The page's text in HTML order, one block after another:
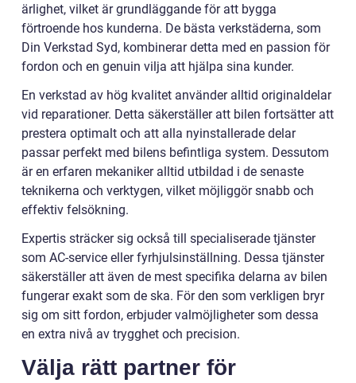
ärlighet, vilket är grundläggande för att bygga
förtroende hos kunderna. De bästa verkstäderna, som
Din Verkstad Syd, kombinerar detta med en passion för
fordon och en genuin vilja att hjälpa sina kunder.
En verkstad av hög kvalitet använder alltid originaldelar
vid reparationer. Detta säkerställer att bilen fortsätter att
prestera optimalt och att alla nyinstallerade delar
passar perfekt med bilens befintliga system. Dessutom
är en erfaren mekaniker alltid utbildad i de senaste
teknikerna och verktygen, vilket möjliggör snabb och
effektiv felsökning.
Expertis sträcker sig också till specialiserade tjänster
som AC-service eller fyrhjulsinställning. Dessa tjänster
säkerställer att även de mest specifika delarna av bilen
fungerar exakt som de ska. För den som verkligen bryr
sig om sitt fordon, erbjuder valmöjligheter som dessa
en extra nivå av trygghet och precision.
Välja rätt partner för